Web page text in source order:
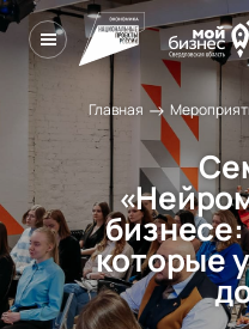
Главная →
которые